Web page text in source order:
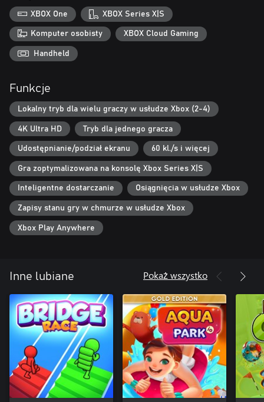
XBOX One XBOX Series X|S
Komputer osobisty XBOX Cloud Gaming
Handheld
Funkcje
Lokalny tryb dla wielu graczy w usłudze Xbox (2-4)
4K Ultra HD Tryb dla jednego gracza
Udostępnianie/podział ekranu 60 kl./s i więcej
Gra zoptymalizowana na konsolę Xbox Series X|S
Inteligentne dostarczanie Osiągnięcia w usłudze Xbox
Zapisy stanu gry w chmurze w usłudze Xbox
Xbox Play Anywhere
Inne lubiane Pokaż wszystko